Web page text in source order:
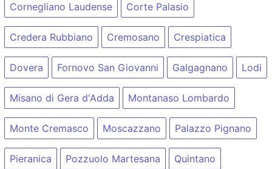
Cornegliano Laudense Corte Palasio
Credera Rubbiano Cremosano Crespiatica
Dovera Fornovo San Giovanni Galgagnano Lodi
Misano di Gera d'Adda Montanaso Lombardo
Monte Cremasco Moscazzano Palazzo Pignano
Pieranica Pozzuolo Martesana Quintano